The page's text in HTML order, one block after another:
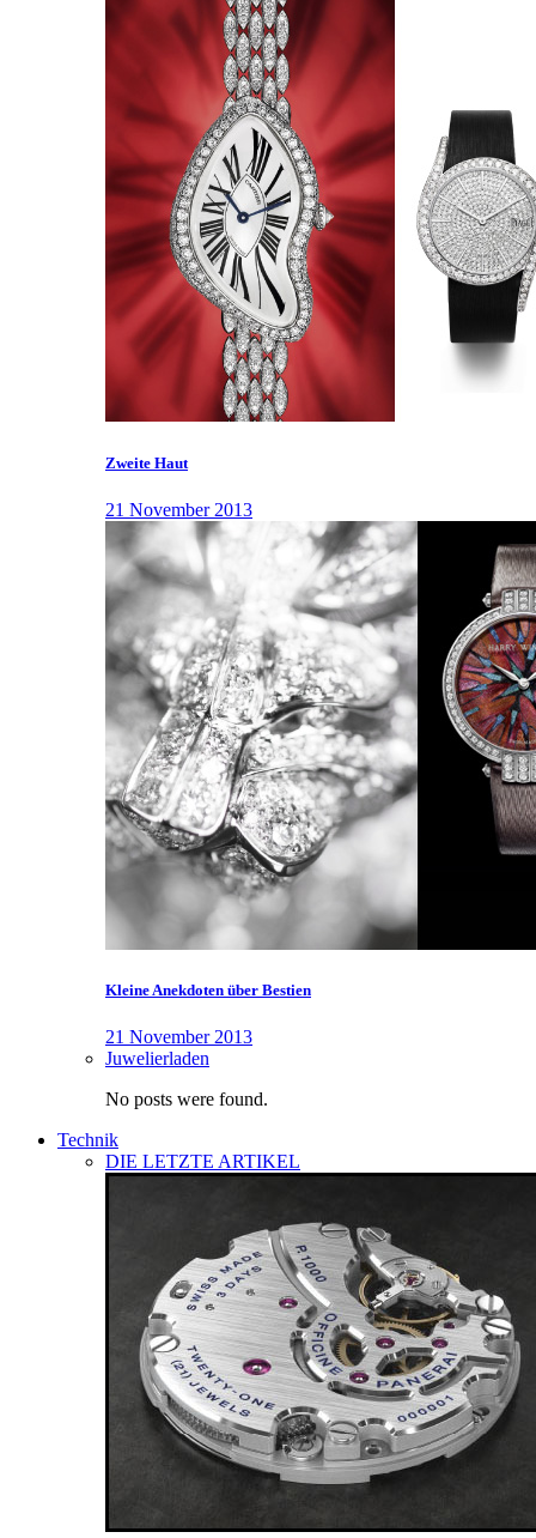
Zweite Haut
21 November 2013
Kleine Anekdoten über Bestien
21 November 2013
Juwelierladen
No posts were found.
Technik
DIE LETZTE ARTIKEL